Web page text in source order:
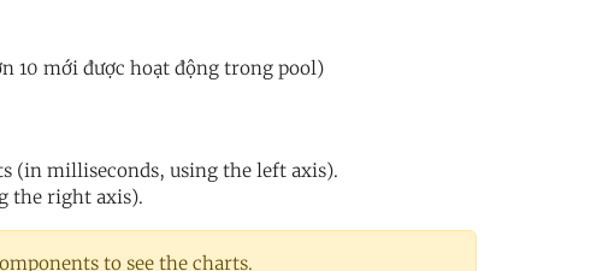
10 mới được hoạt động trong pool)
(in milliseconds, using the left axis).
the right axis).
to see the charts.